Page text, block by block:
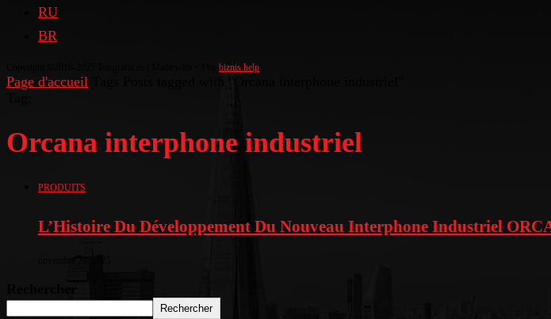
RU
BR
biznis.help
Page d'accueil
Orcana interphone industriel
PRODUITS
L’Histoire Du Développement Du Nouveau Interphone Industriel
Rechercher